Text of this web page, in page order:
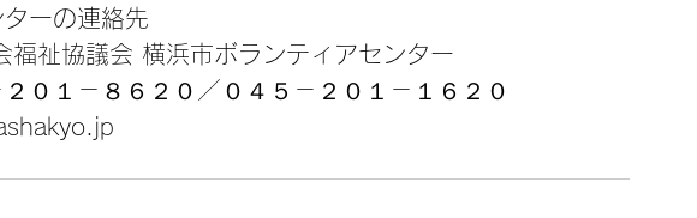
ーの連絡先
福祉協議会 横浜市ボランティアセンター
０１－８６２０／０４５－２０１－１６２０